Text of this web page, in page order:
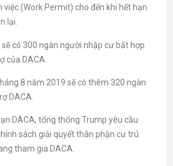
việc (Work Permit) cho đến khi hết hạn
lại.
sẽ có 300 ngàn người nhập cư bất hợp
của DACA.
8 năm 2019 sẽ có thêm 320 ngàn
DACA.
DACA, tổng thống Trump yêu cầu
sách giải quyết thân phận cư trú
tham gia DACA.